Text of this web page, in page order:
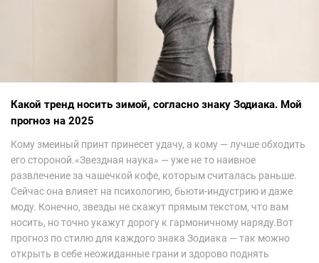
Какой тренд носить зимой, согласно знаку Зодиака. Мой
прогноз на 2025
Кому змеиный принт принесет удачу, а кому — лучше обходить
его стороной.«Звездная наука» — уже не то наивное
развлечение за чашечкой кофе, которым считалась раньше.
Сейчас она влияет на психологию, бьюти-индустрию и даже
моду. Конечно, звезды не скажут прямым текстом, что вам
носить, но точно укажут дорогу к гармоничному наряду.Вот
прогноз по стилю для каждого знака Зодиака — так можно
открыть в себе неожиданные грани и здорово поднять